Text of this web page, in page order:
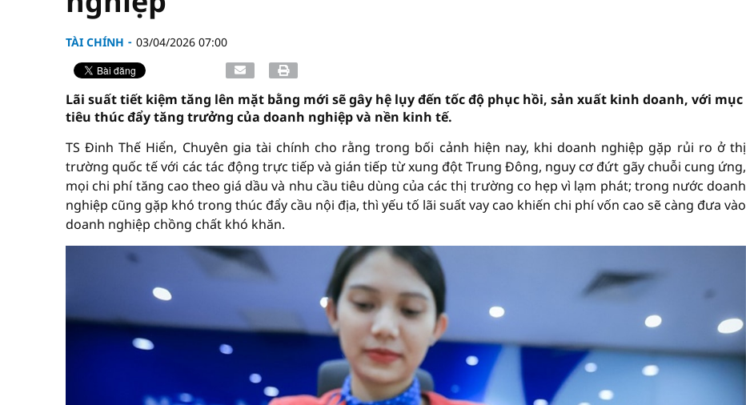
TÀI CHÍNH 03/04/2026 07:00
Lãi suất tiết kiệm tăng lên mặt bằng mới sẽ gây hệ lụy đến tốc độ phục hồi, sản xuất kinh doanh, với mục
tiêu thúc đẩy tăng trưởng của doanh nghiệp và nền kinh tế.
TS Đinh Thế Hiển, Chuyên gia tài chính cho rằng trong bối cảnh hiện nay, khi doanh nghiệp gặp rủi ro ở thị
trường quốc tế với các tác động trực tiếp và gián tiếp từ xung đột Trung Đông, nguy cơ đứt gãy chuỗi cung ứng,
mọi chi phí tăng cao theo giá dầu và nhu cầu tiêu dùng của các thị trường co hẹp vì lạm phát; trong nước doanh
nghiệp cũng gặp khó trong thúc đẩy cầu nội địa, thì yếu tố lãi suất vay cao khiến chi phí vốn cao sẽ càng đưa vào
doanh nghiệp chồng chất khó khăn.